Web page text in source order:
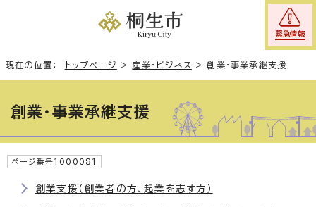
緊急情報
現在の位置： トップページ > 産業・ビジネス >創業・事業承継支援
創業・事業承継支援
ページ番号1000081
創業支援（創業者の方、起業を志す方）